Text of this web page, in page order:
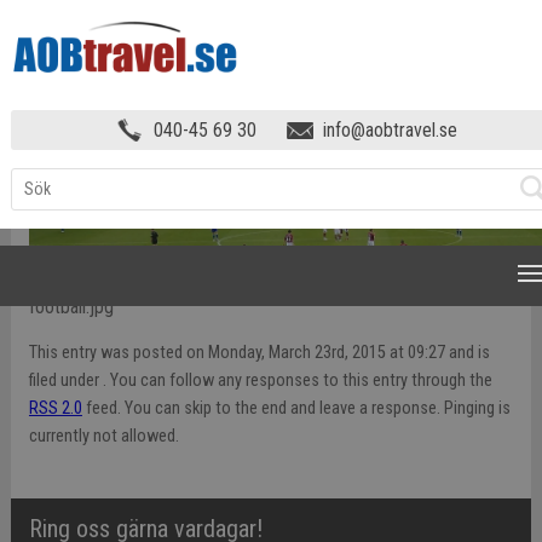
040-45 69 30 info@aobtravel.se
football.jpg
This entry was posted on Monday, March 23rd, 2015 at 09:27 and is
filed under . You can follow any responses to this entry through the
RSS 2.0 feed. You can skip to the end and leave a response. Pinging is
currently not allowed.
Ring oss gärna vardagar!